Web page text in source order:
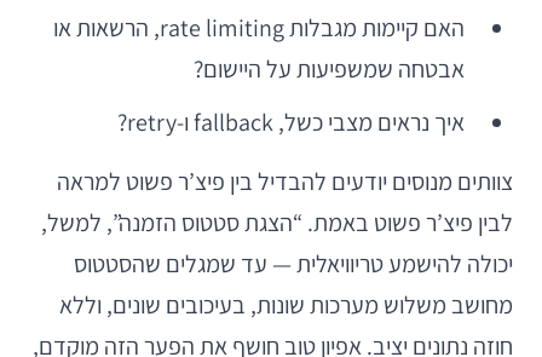
האם קיימות מגבלות rate limiting, הרשאות או
אבטחה שמשפיעות על היישום?
איך נראים מצבי כשל, fallback ו-retry?
צוותים מנוסים יודעים להבדיל בין פיצ’ר פשוט למראה
לבין פיצ’ר פשוט באמת. “הצגת סטטוס הזמנה”, למשל,
יכולה להישמע טריוויאלית — עד שמגלים שהסטטוס
מחושב משלוש מערכות שונות, בעיכובים שונים, וללא
חוזה נתונים יציב. אפיון טוב חושף את הפער הזה מוקדם,